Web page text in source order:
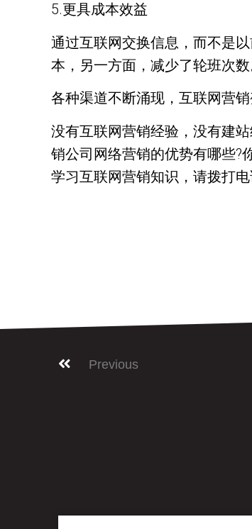
5.更具成本效益
通过互联网交换信息，而不是
本，另一方面，减少了轮班次
各种渠道不断涌现，互联网营
没有互联网营销经验，没有建
销公司网络营销的优势有哪些?
学习互联网营销知识，请拨打
Previous